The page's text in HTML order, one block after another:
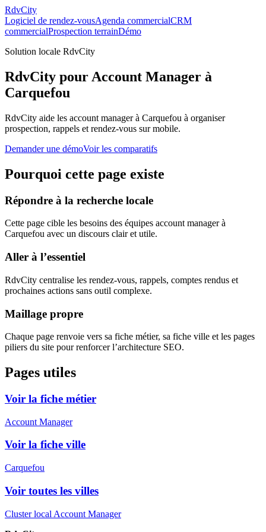
RdvCity
Logiciel de rendez-vousAgenda commercialCRM
commercialProspection terrainDémo
Solution locale RdvCity
RdvCity pour Account Manager à
Carquefou
RdvCity aide les account manager à Carquefou à organiser
prospection, rappels et rendez-vous sur mobile.
Demander une démoVoir les comparatifs
Pourquoi cette page existe
Répondre à la recherche locale
Cette page cible les besoins des équipes account manager à
Carquefou avec un discours clair et utile.
Aller à l’essentiel
RdvCity centralise les rendez-vous, rappels, comptes rendus et
prochaines actions sans outil complexe.
Maillage propre
Chaque page renvoie vers sa fiche métier, sa fiche ville et les pages
piliers du site pour renforcer l’architecture SEO.
Pages utiles
Voir la fiche métier
Account Manager
Voir la fiche ville
Carquefou
Voir toutes les villes
Cluster local Account Manager